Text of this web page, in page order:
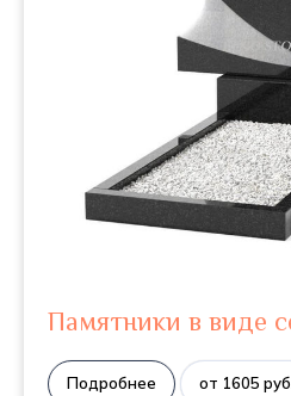
Памятники в виде
Подробнее от 1605